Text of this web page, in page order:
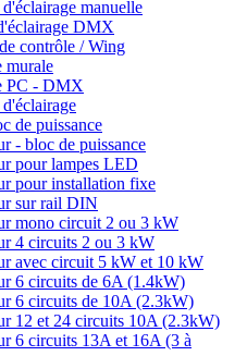
manuelle
DMX
contrôle / Wing
murale
PC - DMX
de puissance
- bloc de puissance
pour lampes LED
pour installation fixe
sur rail DIN
mono circuit 2 ou 3 kW
4 circuits 2 ou 3 kW
avec circuit 5 kW et 10 kW
6 circuits de 6A (1.4kW)
6 circuits de 10A (2.3kW)
12 et 24 circuits 10A (2.3kW)
6 circuits 13A et 16A (3 à